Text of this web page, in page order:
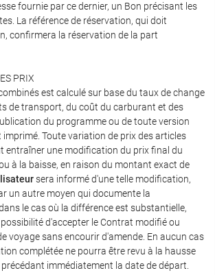
fournie par ce dernier, un Bon précisant les
La référence de réservation, qui doit
confirmera la réservation de la part
PRIX
est calculé sur base du taux de change
de transport, du coût du carburant et des
du programme ou de toute version
Toute variation de prix des articles
entraîner une modification du prix final du
à la baisse, en raison du montant exact de
sera informé d'une telle modification,
un autre moyen qui documente la
le cas où la différence est substantielle,
d'accepter le Contrat modifié ou
voyage sans encourir d'amende. En aucun cas
complétée ne pourra être revu à la hausse
immédiatement la date de départ.